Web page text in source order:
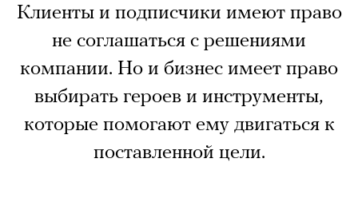
Клиенты и подписчики имеют право
не соглашаться с решениями
компании. Но и бизнес имеет право
выбирать героев и инструменты,
которые помогают ему двигаться к
поставленной цели.